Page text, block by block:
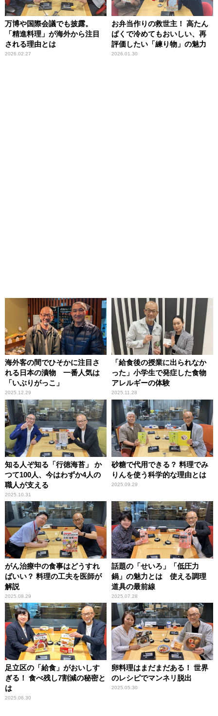
万博や国際会議でも披露。
「精進料理」が海外から注目
される理由とは
2026.02.27
お弁当作りの救世主！ 高たん
ぱくで冷めてもおいしい、再
評価したい「練り物」の魅力
2026.01.30
海外客の間でひそかに注目さ
れる日本の漬物 一番人気は
「いぶりがっこ」
2025.12.29
「給食後の授業に出られなか
った」小学生で発症した食物
アレルギーの体験
2025.11.28
知る人ぞ知る「行徳海苔」 か
つて100人、今はわずか4人の
職人が支える
2025.10.31
砂糖で代用できる？ 料理でみ
りんを使う科学的な理由とは
2025.09.29
がん治療中の食事はどうすれ
ばいい？ 料理の工夫を医師が
解説
2025.08.29
話題の「せいろ」「低圧力
鍋」の魅力とは 使える調理
道具の最前線
2025.07.28
足立区の「給食」がおいしす
ぎる！ 食べ残し7割減の秘密と
は
2025.06.30
卵料理はまだまだある！ 世界
のレシピでマンネリ脱出
2025.05.30